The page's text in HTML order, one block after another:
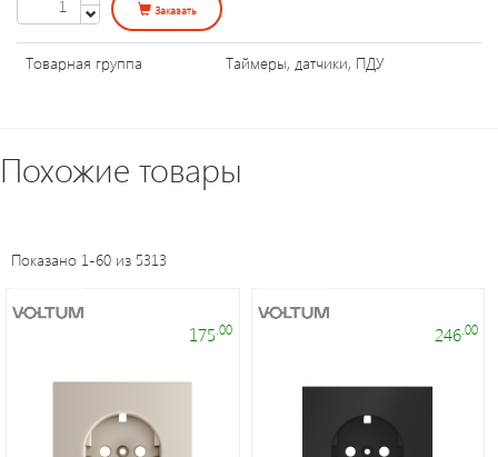
Электроустановочные
изделия
и
Светодиодные
датчики,
Заказать
Товарная группа Таймеры, датчики, ПДУ
Похожие товары
Показано 1-60 из 5313
175 .00 246 .00